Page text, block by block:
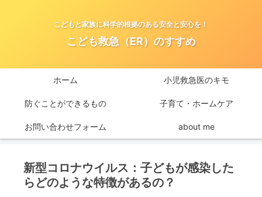
こどもと家族に科学的根拠のある安全と安心を！
こども救急（ER）のすすめ
ホーム 小児救急医のキモ
防ぐことができるもの 子育て・ホームケア
お問い合わせフォーム about me
新型コロナウイルス：子どもが感染した
らどのような特徴があるの？